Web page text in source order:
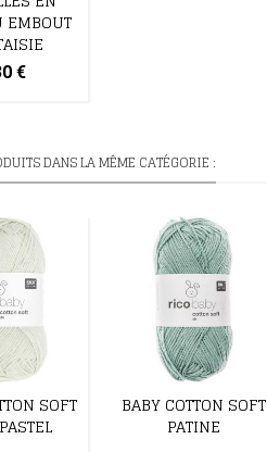
EMBOUT
€
DANS LA MÊME CATÉGORIE :
SOFT
BABY COTTON SOFT
PATINE